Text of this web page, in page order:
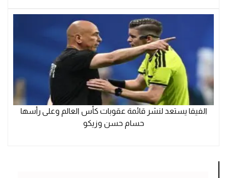
الفيفا يستعد لنشر قائمة عقوبات كأس العالم وعلى رأسها
حسام حسن وزيكو